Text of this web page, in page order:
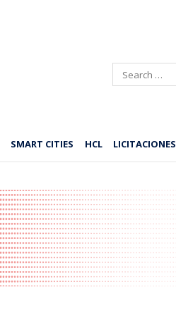
Search
SMART CITIES HCL LICITACIONES